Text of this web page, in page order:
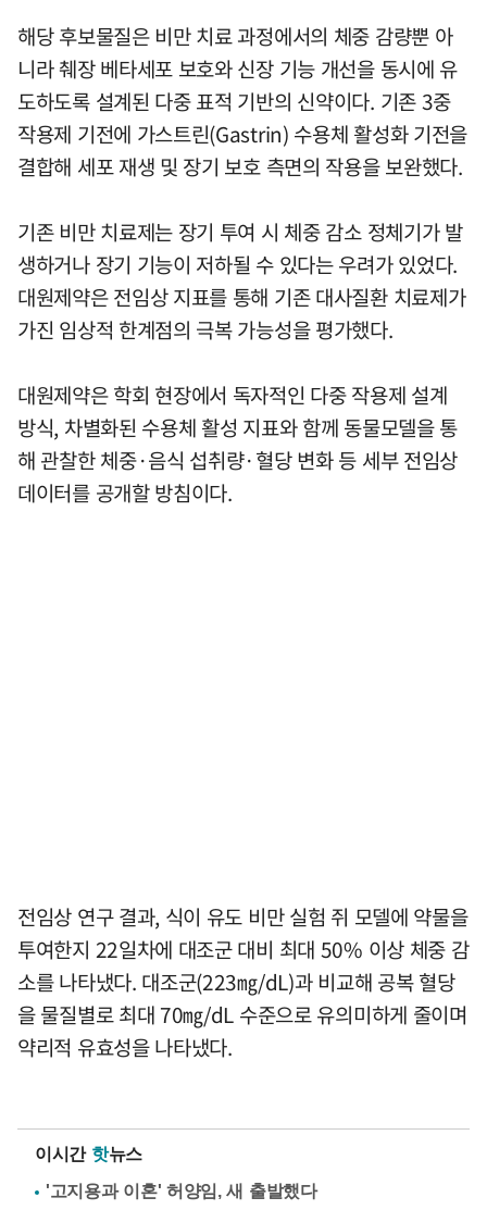
해당 후보물질은 비만 치료 과정에서의 체중 감량뿐 아
니라 췌장 베타세포 보호와 신장 기능 개선을 동시에 유
도하도록 설계된 다중 표적 기반의 신약이다. 기존 3중
작용제 기전에 가스트린(Gastrin) 수용체 활성화 기전을
결합해 세포 재생 및 장기 보호 측면의 작용을 보완했다.
기존 비만 치료제는 장기 투여 시 체중 감소 정체기가 발
생하거나 장기 기능이 저하될 수 있다는 우려가 있었다.
대원제약은 전임상 지표를 통해 기존 대사질환 치료제가
가진 임상적 한계점의 극복 가능성을 평가했다.
대원제약은 학회 현장에서 독자적인 다중 작용제 설계
방식, 차별화된 수용체 활성 지표와 함께 동물모델을 통
해 관찰한 체중·음식 섭취량·혈당 변화 등 세부 전임상
데이터를 공개할 방침이다.
전임상 연구 결과, 식이 유도 비만 실험 쥐 모델에 약물을
투여한지 22일차에 대조군 대비 최대 50% 이상 체중 감
소를 나타냈다. 대조군(223㎎/dL)과 비교해 공복 혈당
을 물질별로 최대 70㎎/dL 수준으로 유의미하게 줄이며
약리적 유효성을 나타냈다.
이시간 핫뉴스
'고지용과 이혼' 허양임, 새 출발했다